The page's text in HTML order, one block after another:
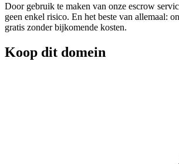
Door gebruik te maken van onze escrow
geen enkel risico. En het beste van allemaal:
gratis zonder bijkomende kosten.
Koop dit domein